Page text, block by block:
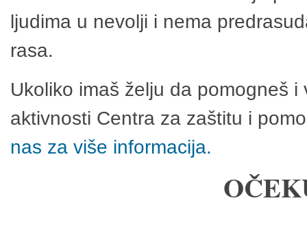
ljudima u nevolji i nema
rasa.
Ukoliko imaš želju da pomogneš
aktivnosti Centra za zaštitu i
nas za više informacija.